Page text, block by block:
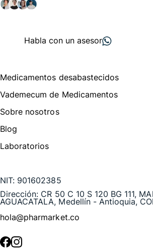
Habla con un asesor
Medicamentos desabastecidos
Vademecum de Medicamentos
Sobre nosotros
Blog
Laboratorios
NIT: 901602385
Dirección: CR 50 C 10 S 120 BG 111,
AGUACATALA, Medellín - Antioquia,
hola@pharmarket.co